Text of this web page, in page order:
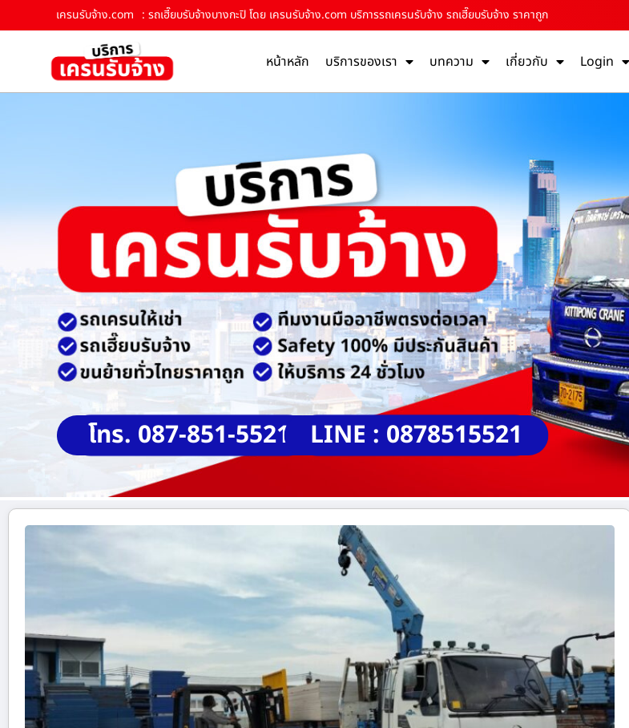
เครนรับจ้าง.com : รถเฮี๊ยบรับจ้างบางกะปิ โดย เครนรับจ้าง.com บริการรถเครนรับจ้าง รถเฮี๊ยบรับจ้าง ราคาถูก
หน้าหลัก บริการของเรา บทความ เกี่ยวกับ Login
โทร. 087-851-5521 LINE : 0878515521